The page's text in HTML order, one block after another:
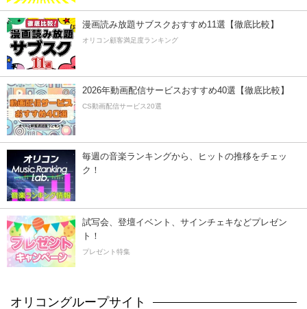
漫画読み放題サブスクおすすめ11選【徹底比較】
オリコン顧客満足度ランキング
2026年動画配信サービスおすすめ40選【徹底比較】
CS動画配信サービス20選
毎週の音楽ランキングから、ヒットの推移をチェッ
ク！
試写会、登壇イベント、サインチェキなどプレゼン
ト！
プレゼント特集
オリコングループサイト